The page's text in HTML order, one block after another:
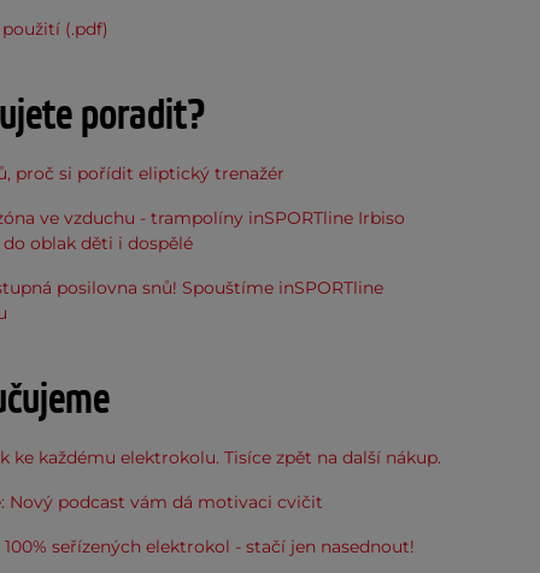
(.pdf)
poradit?
proč si pořídit eliptický trenažér
ve vzduchu - trampolíny inSPORTline Irbiso
oblak děti i dospělé
posilovna snů! Spouštíme inSPORTline
ke každému elektrokolu. Tisíce zpět na další nákup.
Nový podcast vám dá motivaci cvičit
100% seřízených elektrokol - stačí jen nasednout!